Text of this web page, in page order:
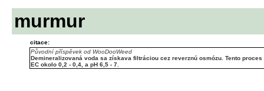
murmur
citace:
Původní příspěvek od WooDooWeed
Demineralizovaná voda sa získava filtráciou cez reverznú osmózu. Tento
EC okolo 0,2 - 0,4, a pH 6,5 - 7.